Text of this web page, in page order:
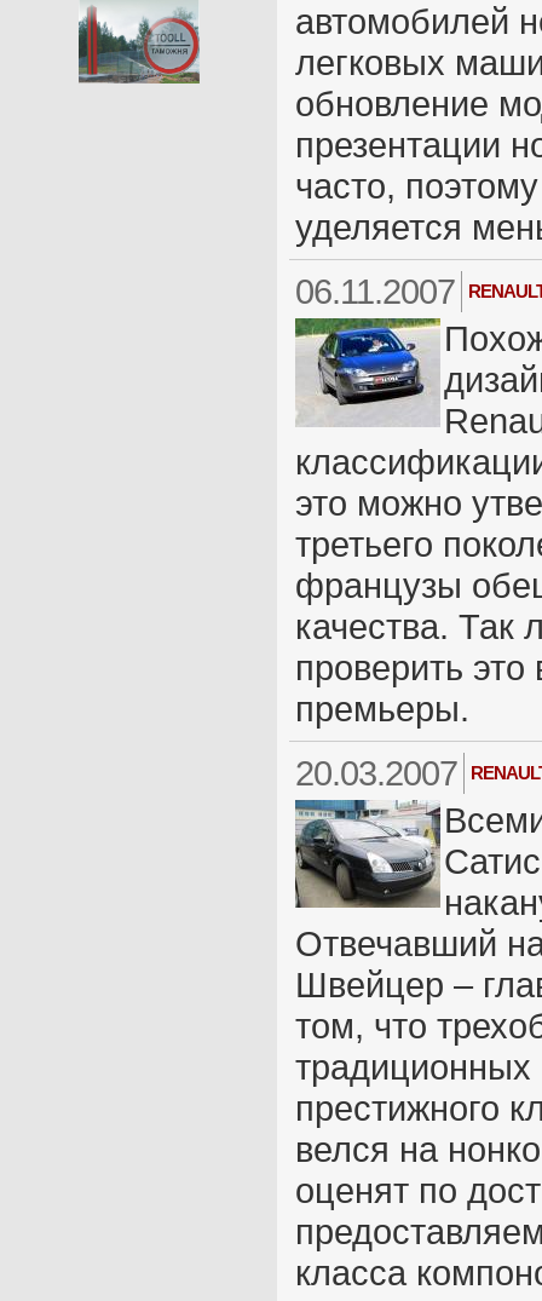
автомобилей
легковых
обновление
презентации
часто,
уделяется
06.11.2007
это можно
третьего
французы
качества. Так
проверить
премьеры.
20.03.2007
Отвечавший
Швейцер –
том, что
традиционных
престижного
велся на
оценят по
класса